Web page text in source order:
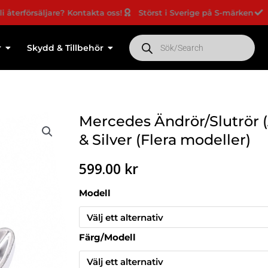
Kontakta oss! Störst i Sverige på S-märken
Skydd & Tillbehör
Products
search
Mercedes Ändrör/Slutrör
& Silver (Flera modeller)
599.00 kr
Modell
Färg/Modell
Mercedes
(Avgaskåpa)
–
Svart
&